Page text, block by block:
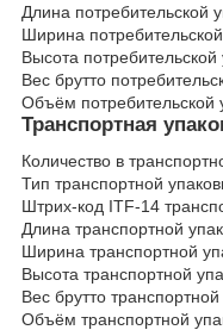
Длина потребительской
Ширина
Высота потребительской
Вес брутто
Объём потребительской
Транспортная
Количество в
Тип транспортной
Штрих-код ITF-14
Длина транспортной
Ширина транспортной
Высота транспортной
Вес брутто транспортной
Объём транспортной